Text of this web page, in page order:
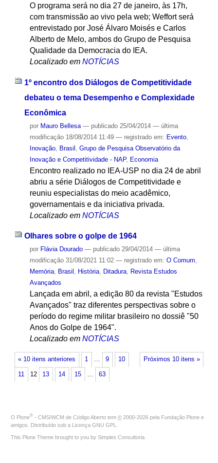
O programa será no dia 27 de janeiro, às 17h,
com transmissão ao vivo pela web; Weffort será
entrevistado por José Álvaro Moisés e Carlos
Alberto de Melo, ambos do Grupo de Pesquisa
Qualidade da Democracia do IEA.
Localizado em NOTÍCIAS
1º encontro dos Diálogos de Competitividade
debateu o tema Desempenho e Complexidade
Econômica
por Mauro Bellesa — publicado25/04/2014 — última
modificação18/08/2014 11:49 — registrado em: Evento,
Inovação, Brasil Grupo de Pesquisa Observatório da
Inovação e Competitividade - NAP, Economia
Encontro realizado no IEA-USP no dia 24 de abril
abriu a série Diálogos de Competitividade e
reuniu especialistas do meio acadêmico,
governamentais e da iniciativa privada.
Localizado em NOTÍCIAS
Olhares sobre o golpe de 1964
por Flávia Dourado — publicado29/04/2014 — última
modificação31/08/2021 11:02 — registrado em: O Comum,
Memória, Brasil , História, Ditadura, Revista Estudos
Avançados
Lançada em abril, a edição 80 da revista "Estudos
Avançados" traz diferentes perspectivas sobre o
período do regime militar brasileiro no dossiê "50
Anos do Golpe de 1964".
Localizado em NOTÍCIAS
« 10 itens anteriores Próximos 10 itens »
1 … 9 10
11 12 13 14 15 … 63
O Plone® - CMS/WCM de Código Aberto tem © 2000-2026 pela Fundação Plone e
amigos. Distribuído sob a Licença GNU GPL
This Plone Theme brought to you by Simples Consultoria